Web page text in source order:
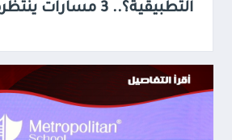
التطبيقية؟.. 3 مسارات ينتظرها الطلاب